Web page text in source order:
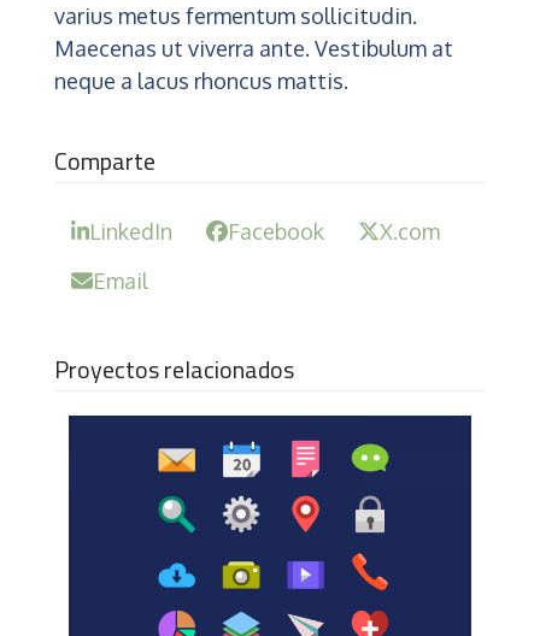
varius metus fermentum sollicitudin.
Maecenas ut viverra ante. Vestibulum at
neque a lacus rhoncus mattis.
Comparte
LinkedIn Facebook
X.com
Email
Proyectos relacionados